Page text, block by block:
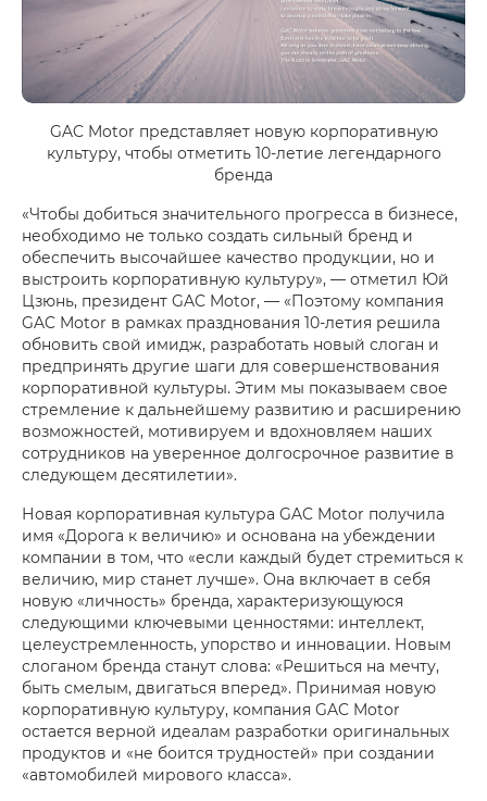
GAC Motor представляет новую корпоративную
культуру, чтобы отметить 10-летие легендарного
бренда
«Чтобы добиться значительного прогресса в бизнесе,
необходимо не только создать сильный бренд и
обеспечить высочайшее качество продукции, но и
выстроить корпоративную культуру», — отметил Юй
Цзюнь, президент GAC Motor, — «Поэтому компания
GAC Motor в рамках празднования 10-летия решила
обновить свой имидж, разработать новый слоган и
предпринять другие шаги для совершенствования
корпоративной культуры. Этим мы показываем свое
стремление к дальнейшему развитию и расширению
возможностей, мотивируем и вдохновляем наших
сотрудников на уверенное долгосрочное развитие в
следующем десятилетии».
Новая корпоративная культура GAC Motor получила
имя «Дорога к величию» и основана на убеждении
компании в том, что «если каждый будет стремиться к
величию, мир станет лучше». Она включает в себя
новую «личность» бренда, характеризующуюся
следующими ключевыми ценностями: интеллект,
целеустремленность, упорство и инновации. Новым
слоганом бренда станут слова: «Решиться на мечту,
быть смелым, двигаться вперед». Принимая новую
корпоративную культуру, компания GAC Motor
остается верной идеалам разработки оригинальных
продуктов и «не боится трудностей» при создании
«автомобилей мирового класса».